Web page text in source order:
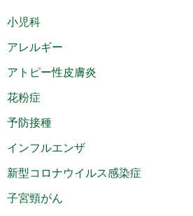
小児科
アレルギー
アトピー性皮膚炎
花粉症
予防接種
インフルエンザ
新型コロナウイルス感染症
子宮頸がん